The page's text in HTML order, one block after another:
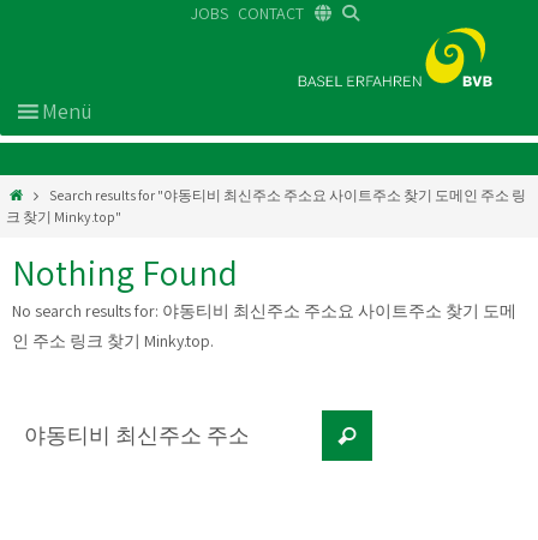
JOBS CONTACT
Search results for "야동티비 최신주소 주소요 사이트주소 찾기 도메인 주소 링
크 찾기 Minky.top"
Nothing Found
No search results for: 야동티비 최신주소 주소요 사이트주소 찾기 도메
인 주소 링크 찾기 Minky.top.